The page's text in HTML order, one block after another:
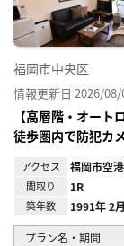
福岡市中央区
情報更新日 2026/08/
【高層階・オー
徒歩圏内で防犯カ
アクセス 福岡市空
間取り 1R
築年数 1991年 2
プラン名・期間